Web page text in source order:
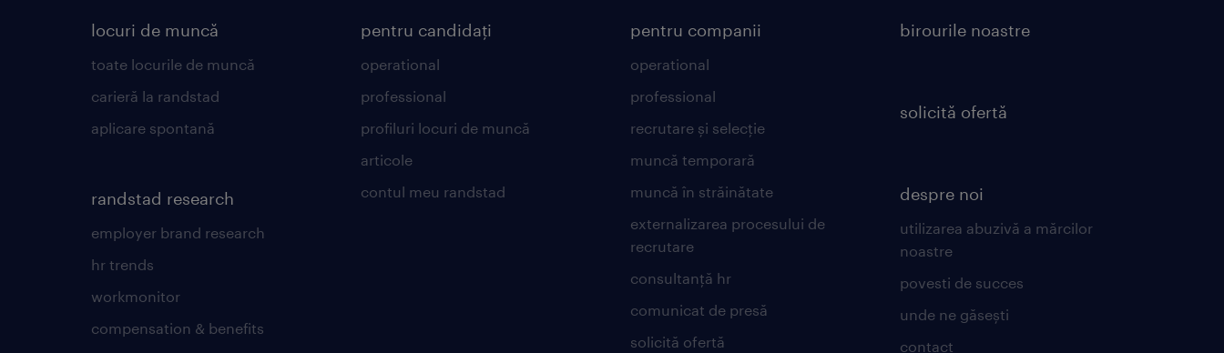
locuri de muncă
toate locurile de muncă
carieră la randstad
aplicare spontană
randstad research
employer brand research
hr trends
workmonitor
compensation & benefits
pentru candidați
operational
professional
profiluri locuri de muncă
articole
contul meu randstad
pentru companii
operational
professional
recrutare și selecție
muncă temporară
muncă în străinătate
externalizarea procesului de
recrutare
consultanță hr
comunicat de presă
solicită ofertă
birourile noastre
solicită ofertă
despre noi
utilizarea abuzivă a mărcilor
noastre
povesti de succes
unde ne găsești
contact